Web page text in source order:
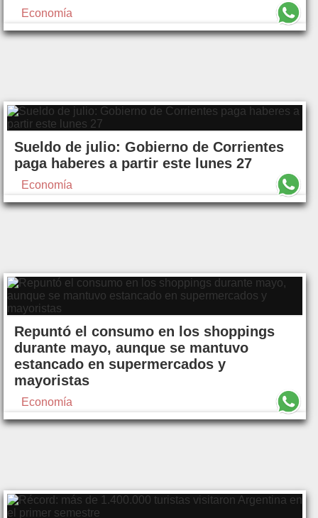
Economía
Sueldo de julio: Gobierno de Corrientes
paga haberes a partir este lunes 27
Economía
Repuntó el consumo en los shoppings
durante mayo, aunque se mantuvo
estancado en supermercados y
mayoristas
Economía